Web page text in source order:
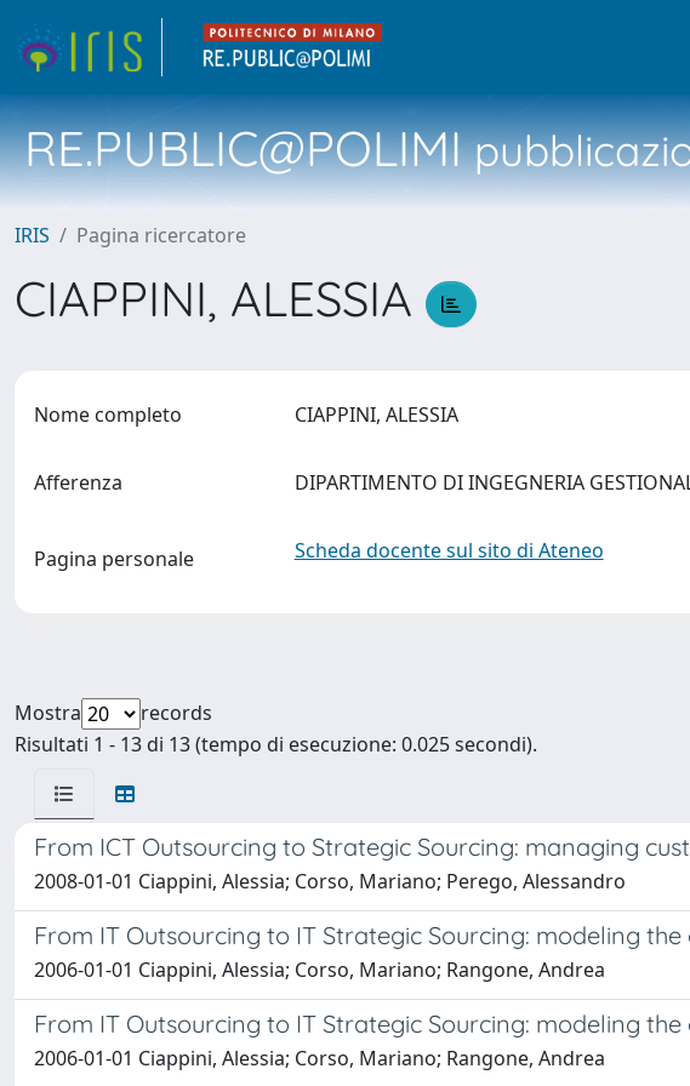
RE.PUBLIC@POLIMI
IRIS Pagina ricercatore
CIAPPINI, ALESSIA
Nome completo CIAPPINI, ALESSIA
Afferenza DIPARTIMENTO DI INGEGNERIA
Pagina personale Scheda docente sul sito di Ateneo
Mostra
records
Risultati 1 - 13 di 13 (tempo di esecuzione: 0.025 secondi).
From ICT Outsourcing to Strategic Sourcing: managing
2008-01-01 Ciappini, Alessia; Corso, Mariano; Perego, Alessandro
From IT Outsourcing to IT Strategic Sourcing: modeling
2006-01-01 Ciappini, Alessia; Corso, Mariano; Rangone, Andrea
From IT Outsourcing to IT Strategic Sourcing: modeling
2006-01-01 Ciappini, Alessia; Corso, Mariano; Rangone, Andrea